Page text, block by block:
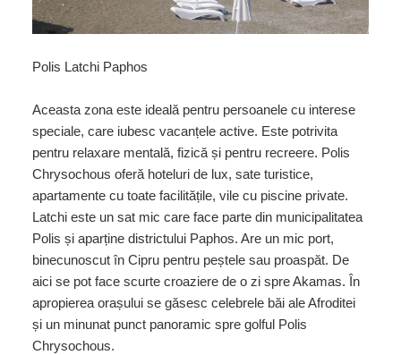
Polis Latchi Paphos
Aceasta zona este ideală pentru persoanele cu interese
speciale, care iubesc vacanțele active. Este potrivita
pentru relaxare mentală, fizică și pentru recreere. Polis
Chrysochous oferă hoteluri de lux, sate turistice,
apartamente cu toate facilitățile, vile cu piscine private.
Latchi este un sat mic care face parte din municipalitatea
Polis și aparține districtului Paphos. Are un mic port,
binecunoscut în Cipru pentru peștele sau proaspăt. De
aici se pot face scurte croaziere de o zi spre Akamas. În
apropierea orașului se găsesc celebrele băi ale Afroditei
și un minunat punct panoramic spre golful Polis
Chrysochous.